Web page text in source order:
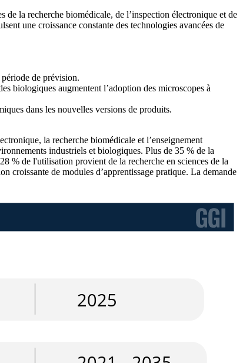
de la recherche biomédicale, de l’inspection électronique et de
une croissance constante des technologies avancées de
de prévision.
biologiques augmentent l’adoption des microscopes à
dans les nouvelles versions de produits.
la recherche biomédicale et l’enseignement
industriels et biologiques. Plus de 35 % de la
% de l'utilisation provient de la recherche en sciences de la
croissante de modules d’apprentissage pratique. La demande